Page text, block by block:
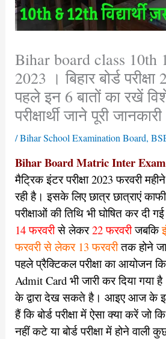
Bihar board class 10th
2023 । बिहार बोर्ड
पहले इन 6 बातों का रखें
परीक्षार्थी जाने पूरी जानकारी
/Bihar School Examination Board,
Bihar Board Matric Inter
मैट्रिक इंटर परीक्षा 2023 फरवरी
रही है। इसके लिए छात्र छात्राएं
परीक्षाओं की तिथि भी घोषित कर दी
14 फरवरीसे लेकर22 फरवरीजबकि
फरवरी से लेकर 13 फरवरीतक होने जा
पहले प्रैक्टिकल परीक्षा का आयोजन
Admit Card भी जारी कर दिया
के द्वारा देख सकते है। आइए आज के
हैं कि बोर्ड परीक्षा में ऐसा क्या करें जो
नहीं कटे या बोर्ड परीक्षा में होने वाली